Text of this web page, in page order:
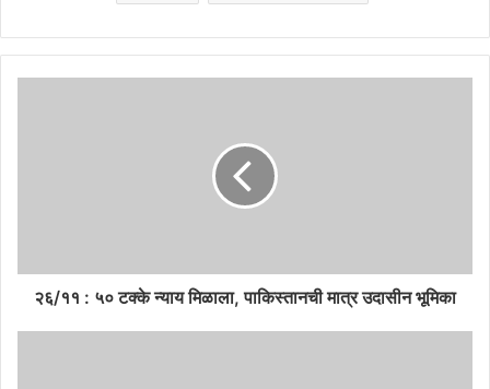
२६/११ : ५० टक्के न्याय मिळाला, पाकिस्तानची मात्र उदासीन भूमिका